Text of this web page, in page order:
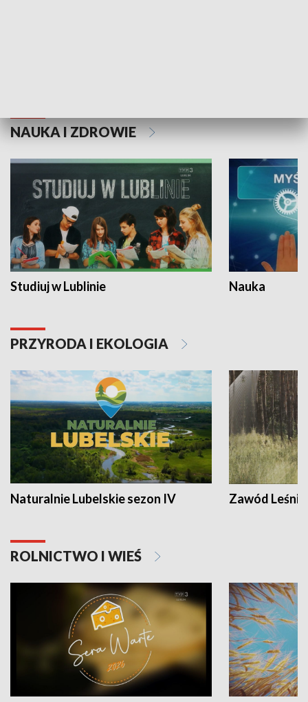
NAUKA I ZDROWIE
Studiuj w Lublinie Nauka
PRZYRODA I EKOLOGIA
Naturalnie Lubelskie sezon IV Zawód Leśnik
ROLNICTWO I WIEŚ